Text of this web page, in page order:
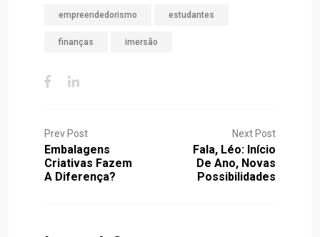
empreendedorismo estudantes
finanças imersão
Prev Post
Embalagens
Criativas Fazem
A Diferença?
Next Post
Fala, Léo: Início
De Ano, Novas
Possibilidades